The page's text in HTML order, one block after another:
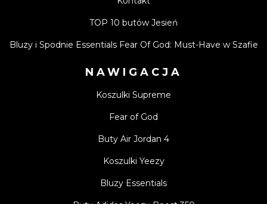
TOP 10 butów Jesień
Bluzy i Spodnie Essentials Fear Of God: Must-Have w Szafie
NAWIGACJA
Koszulki Supreme
Fear of God
Buty Air Jordan 4
Koszulki Yeezy
Bluzy Essentials